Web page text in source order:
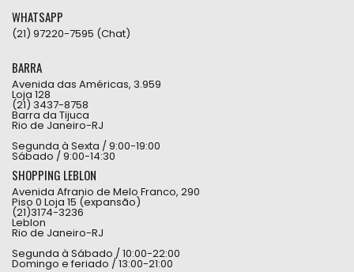
WHATSAPP
(21) 97220-7595 (Chat)
BARRA
Avenida das Américas, 3.959
Loja 128
(21) 3437-8758
Barra da Tijuca
Rio de Janeiro-RJ
Segunda à Sexta / 9:00-19:00
Sábado / 9:00-14:30
SHOPPING LEBLON
Avenida Afranio de Melo Franco, 290
Piso 0 Loja 15 (expansão)
(21)3174-3236
Leblon
Rio de Janeiro-RJ
Segunda à Sábado / 10:00-22:00
Domingo e feriado / 13:00-21:00